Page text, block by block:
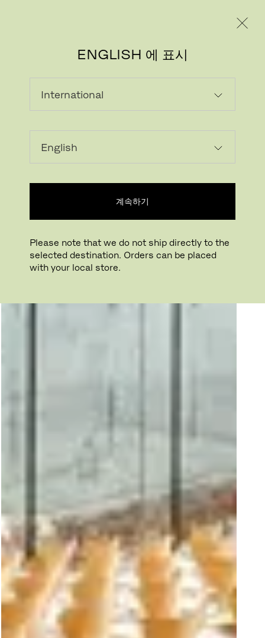
ENGLISH 에 표시
계속하기
Please note that we do not ship directly to the
selected destination. Orders can be placed
with your local store.